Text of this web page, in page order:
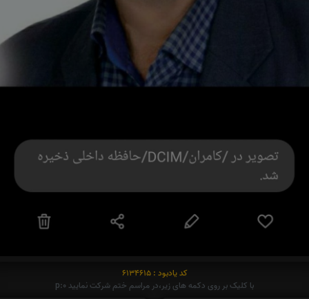
کد یادبود : 6134615
با کلیک بر روی دکمه های زیر،در مراسم ختم شرکت نمایید p:0